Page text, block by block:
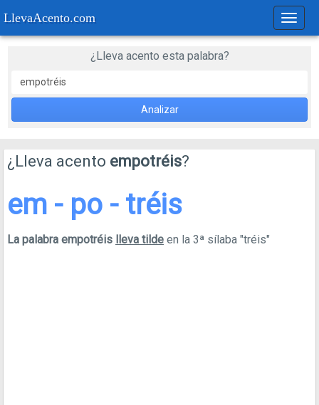
LlevaAcento.com
de
¿Lleva acento esta palabra?
Analizar
¿Lleva acento empotréis?
em - po - tréis
La palabra empotréis lleva tilde en la 3ª sílaba "tréis"